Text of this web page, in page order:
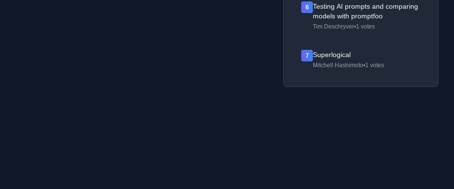
6
Testing AI prompts and comparing
models with promptfoo
Tim Deschryver•1 votes
7 Superlogical
Mitchell Hashimoto•1 votes